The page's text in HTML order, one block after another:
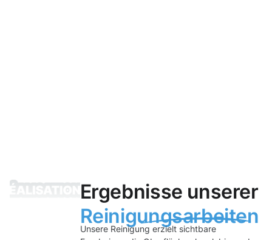
Ergebnisse unserer
Reinigungsarbeiten
Unsere Reinigung erzielt sichtbare